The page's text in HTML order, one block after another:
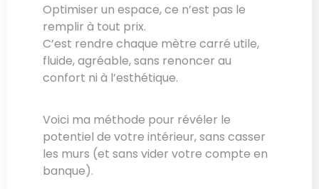
Optimiser un espace, ce n’est pas le
remplir à tout prix.
C’est rendre chaque mètre carré utile,
fluide, agréable, sans renoncer au
confort ni à l’esthétique.
Voici ma méthode pour révéler le
potentiel de votre intérieur, sans casser
les murs (et sans vider votre compte en
banque).